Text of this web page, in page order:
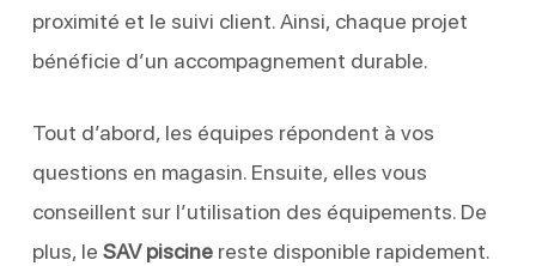
proximité et le suivi client. Ainsi, chaque projet
bénéficie d’un accompagnement durable.
Tout d’abord, les équipes répondent à vos
questions en magasin. Ensuite, elles vous
conseillent sur l’utilisation des équipements. De
plus, le SAV piscinereste disponible rapidement.